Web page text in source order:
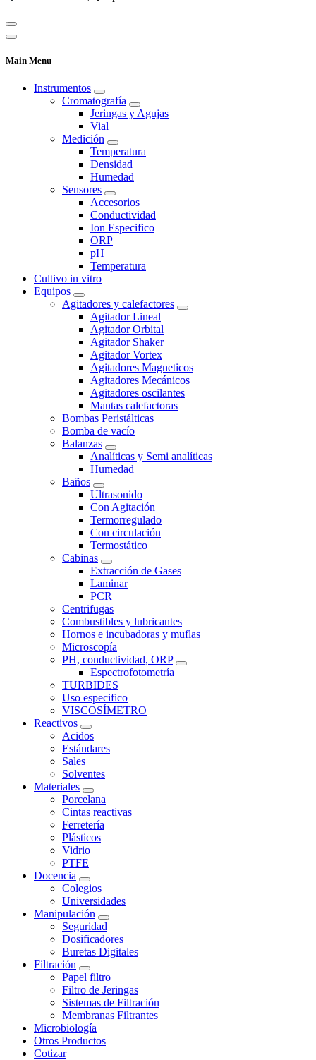
Main Menu
Instrumentos
Cromatografía
Jeringas y Agujas
Vial
Medición
Temperatura
Densidad
Humedad
Sensores
Accesorios
Conductividad
Ion Especifico
ORP
pH
Temperatura
Cultivo in vitro
Equipos
Agitadores y calefactores
Agitador Lineal
Agitador Orbital
Agitador Shaker
Agitador Vortex
Agitadores Magneticos
Agitadores Mecánicos
Agitadores oscilantes
Mantas calefactoras
Bombas Peristálticas
Bomba de vacío
Balanzas
Analíticas y Semi analíticas
Humedad
Baños
Ultrasonido
Con Agitación
Termorregulado
Con circulación
Termostático
Cabinas
Extracción de Gases
Laminar
PCR
Centrifugas
Combustibles y lubricantes
Hornos e incubadoras y muflas
Microscopía
PH, conductividad, ORP
Espectrofotometría
TURBIDES
Uso especifico
VISCOSÍMETRO
Reactivos
Acidos
Estándares
Sales
Solventes
Materiales
Porcelana
Cintas reactivas
Ferretería
Plásticos
Vidrio
PTFE
Docencia
Colegios
Universidades
Manipulación
Seguridad
Dosificadores
Buretas Digitales
Filtración
Papel filtro
Filtro de Jeringas
Sistemas de Filtración
Membranas Filtrantes
Microbiología
Otros Productos
Cotizar